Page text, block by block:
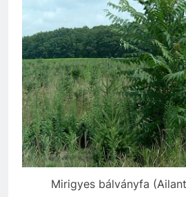
Mirigyes bálványfa